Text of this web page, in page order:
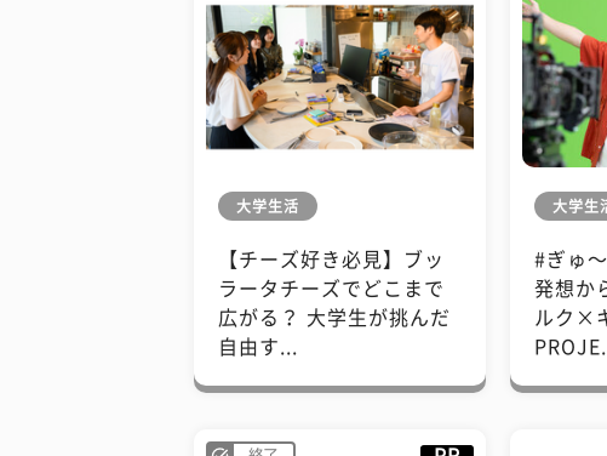
大学生活
【チーズ好き必見】ブッ
ラータチーズでどこまで
広がる？ 大学生が挑んだ
自由す...
大学生
#ぎゅ
発想か
ルク×